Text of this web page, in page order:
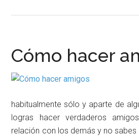
Cómo hacer
habitualmente sólo y aparte de
logras hacer verdaderos
relación con los demás y no